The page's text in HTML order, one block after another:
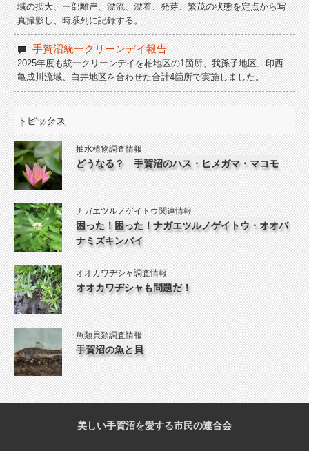
域の拡大、一部離岸、漂流、漂着、発芽、繁茂の状態を定点から写
真撮影し、時系列に記録する。
手賀沼統一クリーンデイ報告
2025年度も統一クリーンデイを柏地区の1箇所、我孫子地区、印西
亀成川流域、白井地区を合わせた合計4箇所で実施しました。
トピックス
抽水植物調査情報
どうなる？ 手賀沼のハス・ヒメガマ・マコモ
ナガエツルノゲイトウ関連情報
困った！困った！ナガエツルノゲイトウ・オオバ
ナミズキンバイ
オオカワヂシャ調査情報
オオカワヂシャも問題だ！
魚類貝類調査情報
手賀沼の魚と貝
美しい手賀沼を愛する市民の連合会